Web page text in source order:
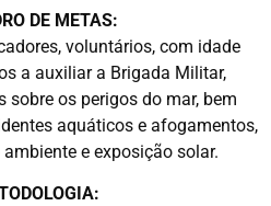
DE METAS:
voluntários, com idade
a auxiliar a Brigada Militar,
sobre os perigos do mar, bem
aquáticos e afogamentos,
e exposição solar.